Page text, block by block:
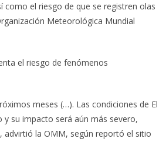
como el riesgo de que se registren olas
Meteorológica Mundial
el riesgo de fenómenos
meses (…). Las condiciones de El
su impacto será aún más severo,
advirtió la OMM, según reportó el sitio